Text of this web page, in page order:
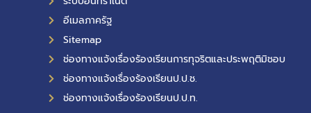
อีเมลภาครัฐ
Sitemap
ช่องทางแจ้งเรื่องร้องเรียนการทุจริตและประพฤติมิชอบ
ช่องทางแจ้งเรื่องร้องเรียนป.ป.ช.
ช่องทางแจ้งเรื่องร้องเรียนป.ป.ท.